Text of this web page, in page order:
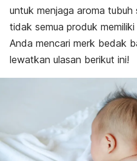
untuk menjaga aroma
tidak semua produk
Anda mencari merk bedak
lewatkan ulasan berikut ini!